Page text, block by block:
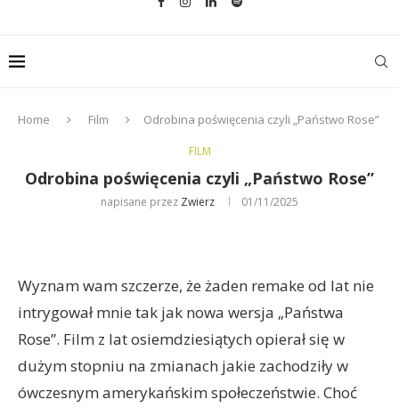
Home Film Odrobina poświęcenia czyli „Państwo Rose”
FILM
Odrobina poświęcenia czyli „Państwo Rose”
napisane przez Zwierz 01/11/2025
Wyznam wam szczerze, że żaden remake od lat nie
intrygował mnie tak jak nowa wersja „Państwa
Rose”. Film z lat osiemdziesiątych opierał się w
dużym stopniu na zmianach jakie zachodziły w
ówczesnym amerykańskim społeczeństwie. Choć